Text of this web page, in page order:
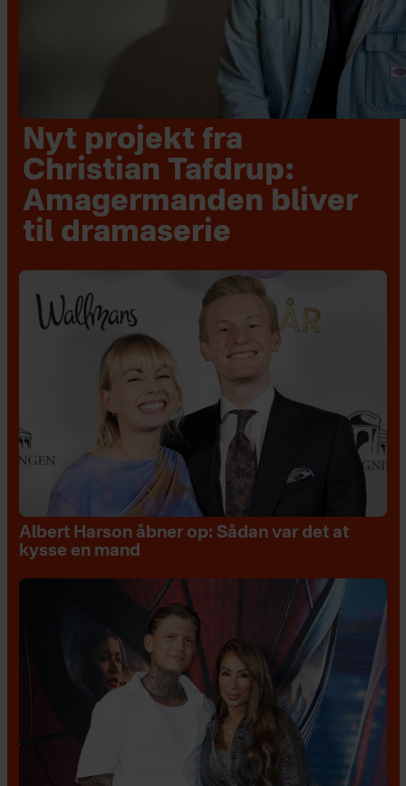
Nyt projekt fra
Christian Tafdrup:
Amagermanden bliver
til dramaserie
Albert Harson åbner op: Sådan var det at
kysse en mand